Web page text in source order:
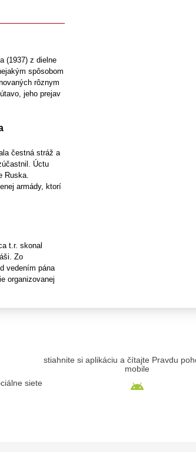
(1937) z dielne
spôsobom
rôznym
jeho prejav
čestná stráž a
Úctu
Ruska.
armády, ktorí
t.r. skonal
Zo
vedením pána
organizovanej
siete
stiahnite si aplikáciu a čítajte Pravdu
mobile